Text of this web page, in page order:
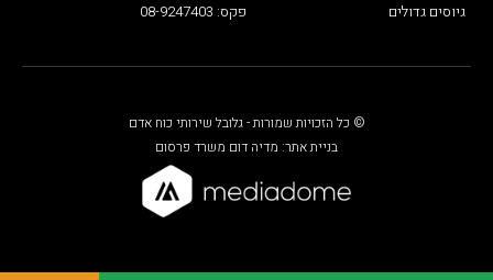
גיוסים גדולים
פקס: 08-9247403
© כל הזכויות שמורות - גלובל שירותי כוח אדם
בניית אתר: מדיה דום משרד פרסום